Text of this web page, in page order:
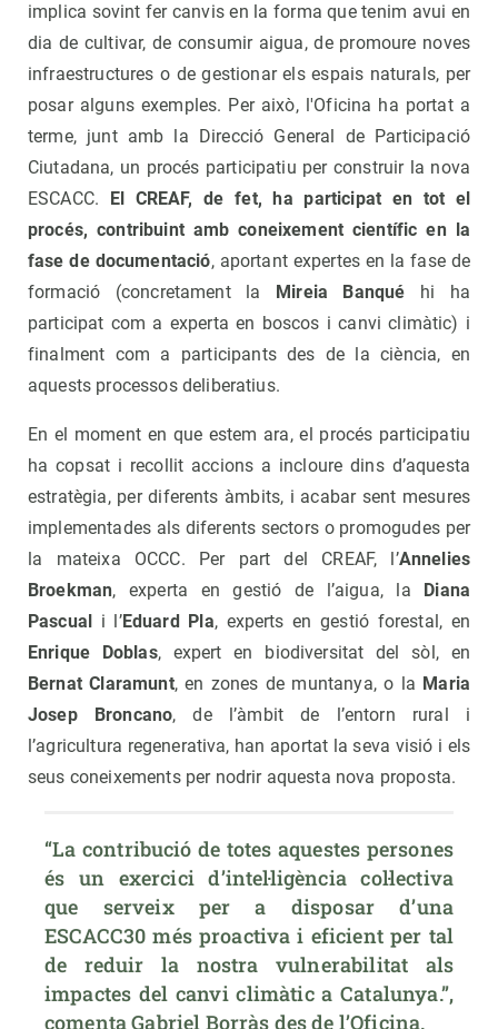
implica sovint fer canvis en la forma que tenim avui en
dia de cultivar, de consumir aigua, de promoure noves
infraestructures o de gestionar els espais naturals, per
posar alguns exemples. Per això, l'Oficina ha portat a
terme, junt amb la Direcció General de Participació
Ciutadana, un procés participatiu per construir la nova
ESCACC.
El CREAF, de fet, ha participat en tot el
procés, contribuint amb coneixement científic en la
fase de documentació, aportant expertes en la fase de
formació (concretament la
Mireia Banqué hi ha
participat com a experta en boscos i canvi climàtic) i
finalment com a participants des de la ciència, en
aquests processos deliberatius.
En el moment en que estem ara, el procés participatiu
ha copsat i recollit accions a incloure dins d’aquesta
estratègia, per diferents àmbits, i acabar sent mesures
implementades als diferents sectors o promogudes per
la mateixa OCCC. Per part del CREAF, l’Annelies
Broekman, experta en gestió de l’aigua, la
Diana
Pascual
i l’Eduard Pla, experts en gestió forestal, en
Enrique Doblas, expert en biodiversitat del sòl, en
Bernat Claramunt, en zones de muntanya, o la Maria
Josep Broncano, de l’àmbit de l’entorn rural i
l’agricultura regenerativa, han aportat la seva visió i els
seus coneixements per nodrir aquesta nova proposta.
“La contribució de totes aquestes persones
és un exercici d’intel·ligència col·lectiva
que serveix per a disposar d’una
ESCACC30 més proactiva i eficient per tal
de reduir la nostra vulnerabilitat als
impactes del canvi climàtic a Catalunya.”,
comenta Gabriel Borràs des de l’Oficina.